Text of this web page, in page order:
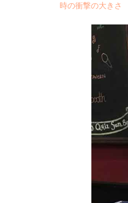
時の衝撃の大きさ